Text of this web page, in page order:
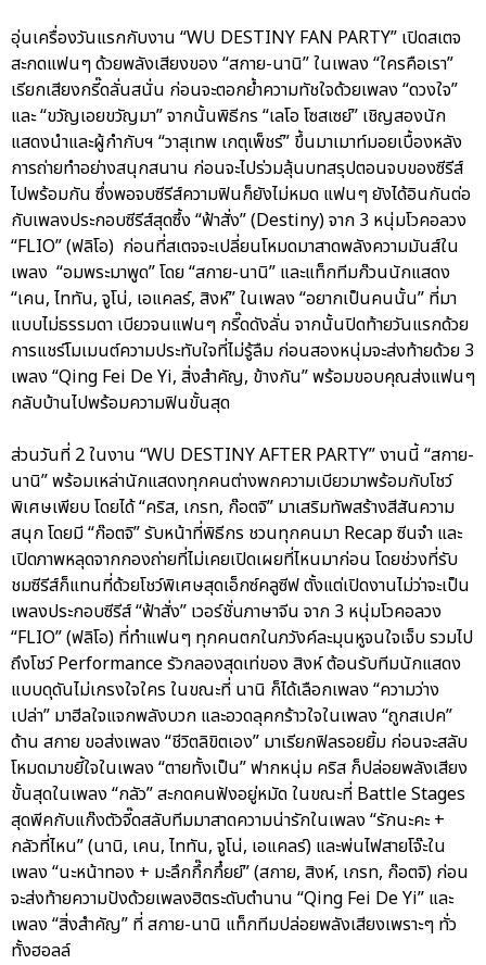
อุ่นเครื่องวันแรกกับงาน “WU DESTINY FAN PARTY” เปิดสเตจ
สะกดแฟนๆ ด้วยพลังเสียงของ “สกาย-นานิ” ในเพลง “ใครคือเรา”
เรียกเสียงกรี๊ดลั่นสนั่น ก่อนจะตอกย้ำความทัชใจด้วยเพลง “ดวงใจ”
และ “ขวัญเอยขวัญมา” จากนั้นพิธีกร “เลโอ โซสเซย์” เชิญสองนัก
แสดงนำและผู้กำกับฯ “วาสุเทพ เกตุเพ็ชร์” ขึ้นมาเมาท์มอยเบื้องหลัง
การถ่ายทำอย่างสนุกสนาน ก่อนจะไปร่วมลุ้นบทสรุปตอนจบของซีรีส์
ไปพร้อมกัน ซึ่งพอจบซีรีส์ความฟินก็ยังไม่หมด แฟนๆ ยังได้อินกันต่อ
กับเพลงประกอบซีรีส์สุดซึ้ง “ฟ้าสั่ง” (Destiny) จาก 3 หนุ่มโวคอลวง
“FLIO” (ฟลิโอ) ก่อนที่สเตจจะเปลี่ยนโหมดมาสาดพลังความมันส์ใน
เพลง “อมพระมาพูด” โดย “สกาย-นานิ” และแท็กทีมก๊วนนักแสดง
“เคน, ไททัน, จูโน่, เอแคลร์, สิงห์” ในเพลง “อยากเป็นคนนั้น” ที่มา
แบบไม่ธรรมดา เบียวจนแฟนๆ กรี๊ดดังลั่น จากนั้นปิดท้ายวันแรกด้วย
การแชร์โมเมนต์ความประทับใจที่ไม่รู้ลืม ก่อนสองหนุ่มจะส่งท้ายด้วย 3
เพลง “Qing Fei De Yi, สิ่งสำคัญ, ข้างกัน” พร้อมขอบคุณส่งแฟนๆ
กลับบ้านไปพร้อมความฟินขั้นสุด
ส่วนวันที่ 2 ในงาน “WU DESTINY AFTER PARTY” งานนี้ “สกาย-
นานิ” พร้อมเหล่านักแสดงทุกคนต่างพกความเบียวมาพร้อมกับโชว์
พิเศษเพียบ โดยได้ “คริส, เกรท, ก๊อตจิ” มาเสริมทัพสร้างสีสันความ
สนุก โดยมี “ก๊อตจิ” รับหน้าที่พิธีกร ชวนทุกคนมา Recap ซีนจำ และ
เปิดภาพหลุดจากกองถ่ายที่ไม่เคยเปิดเผยที่ไหนมาก่อน โดยช่วงที่รับ
ชมซีรีส์ก็แทนที่ด้วยโชว์พิเศษสุดเอ็กซ์คลูซีฟ ตั้งแต่เปิดงานไม่ว่าจะเป็น
เพลงประกอบซีรีส์ “ฟ้าสั่ง” เวอร์ชั่นภาษาจีน จาก 3 หนุ่มโวคอลวง
“FLIO” (ฟลิโอ) ที่ทำแฟนๆ ทุกคนตกในภวังค์ละมุนหูจนใจเจ็บ รวมไป
ถึงโชว์ Performance รัวกลองสุดเท่ของ สิงห์ ต้อนรับทีมนักแสดง
แบบดุดันไม่เกรงใจใคร ในขณะที่ นานิ ก็ได้เลือกเพลง “ความว่าง
เปล่า” มาฮีลใจแจกพลังบวก และอวดลุคกร้าวใจในเพลง “ถูกสเปค”
ด้าน สกาย ขอส่งเพลง “ชีวิตลิขิตเอง” มาเรียกฟิลรอยยิ้ม ก่อนจะสลับ
โหมดมาขยี้ใจในเพลง “ตายทั้งเป็น” ฟากหนุ่ม คริส ก็ปล่อยพลังเสียง
ขั้นสุดในเพลง “กลัว” สะกดคนฟังอยู่หมัด ในขณะที่ Battle Stages
สุดพีคกับแก๊งตัวจี๊ดสลับทีมมาสาดความน่ารักในเพลง “รักนะคะ +
กลัวที่ไหน” (นานิ, เคน, ไททัน, จูโน่, เอแคลร์) และพ่นไฟสายโจ๊ะใน
เพลง “นะหน้าทอง + มะลึกกึ๊กกึ๋ยย์” (สกาย, สิงห์, เกรท, ก๊อตจิ) ก่อน
จะส่งท้ายความปังด้วยเพลงฮิตระดับตำนาน “Qing Fei De Yi” และ
เพลง “สิ่งสำคัญ” ที่ สกาย-นานิ แท็กทีมปล่อยพลังเสียงเพราะๆ ทั่ว
ทั้งฮอลล์